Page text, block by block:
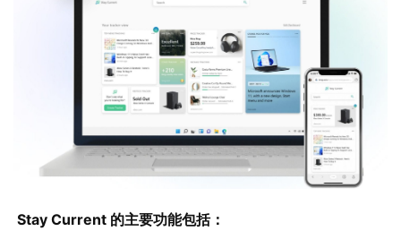
苹
Stay Current 的主要功能包括：